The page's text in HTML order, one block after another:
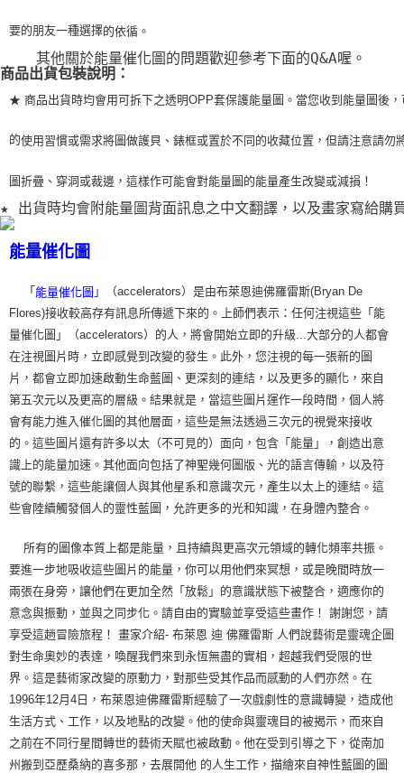
要的朋友一種選擇的依循。
    其他關於能量催化圖的問題歡迎參考下面的Q&A喔。
商品出貨包裝說明：
★ 商品出貨時均會用可拆下之透明OPP套保護能量圖。當您收到能量圖後，
的使用習慣或需求將圖做護貝、錶框或置於不同的收藏位置，但請注意請勿
圖折疊、穿洞或裁邊，這樣作可能會對能量圖的能量產生改變或減損！
★ 出貨時均會附能量圖背面訊息之中文翻譯，以及畫家寫給購
能量催化圖
「 能量催化圖 」（accelerators）是由布萊恩迪佛羅雷斯(Bryan De
Flores)接收較高存有訊息所傳遞下來的。上師們表示：任何注視這些「能
量催化圖」（accelerators）的人，將會開始立即的升級...大部分的人都會
在注視圖片時，立即感覺到改變的發生。此外，您注視的每一張新的圖
片，都會立即加速啟動生命藍圖、更深刻的連結，以及更多的顯化，來自
第五次元以及更高的層級。結果就是，當這些圖片運作一段時間，個人將
會有能力進入催化圖的其他層面，這些是無法透過三次元的視覺來接收
的。這些圖片還有許多以太（不可見的）面向，包含「能量」，創造出意
識上的能量加速。其他面向包括了神聖幾何圖版、光的語言傳輸，以及符
號的聯繫，這些能讓個人與其他星系和意識次元，產生以太上的連結。這
些會陸續觸發個人的靈性藍圖，允許更多的光和知識，在身體內整合。
所有的圖像本質上都是能量，且持續與更高次元領域的轉化頻率共振。
要進一步地吸收這些圖片的能量，你可以用他們來冥想，或是晚間時放一
兩張在身旁，讓他們在更加全然「放鬆」的意識狀態下被整合，適應你的
意念與振動，並與之同步化。請自由的實驗並享受這些畫作！ 謝謝您，請
享受這趟冒險旅程！ 畫家介紹- 布萊恩 迪 佛羅雷斯 人們說藝術是靈魂企圖
對生命奧妙的表達，喚醒我們來到永恆無盡的實相，超越我們受限的世
界。這是藝術家改變的原動力，對那些受其作品而感動的人們亦然。在
1996年12月4日，布萊恩迪佛羅雷斯經驗了一次戲劇性的意識轉變，造成他
生活方式、工作，以及地點的改變。他的使命與靈魂目的被揭示，而來自
之前在不同行星間轉世的藝術天賦也被啟動。他在受到引導之下，從南加
州搬到亞歷桑納的喜多那，去展開他 的人生工作，描繪來自神性藍圖的圖